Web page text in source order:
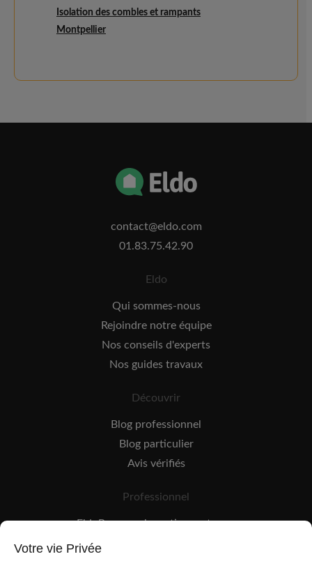
Isolation des combles et rampants
Montpellier
contact@eldo.com
01.83.75.42.90
Eldo
Qui sommes-nous
Rejoindre notre équipe
Nos conseils d'experts
Nos guides travaux
Découvrir
Blog professionnel
Blog particulier
Avis vérifiés
Professionnel
EldoPro pour les artisans et pros
EldoNetwork pour les réseaux, marques et industriels
Votre vie Privée